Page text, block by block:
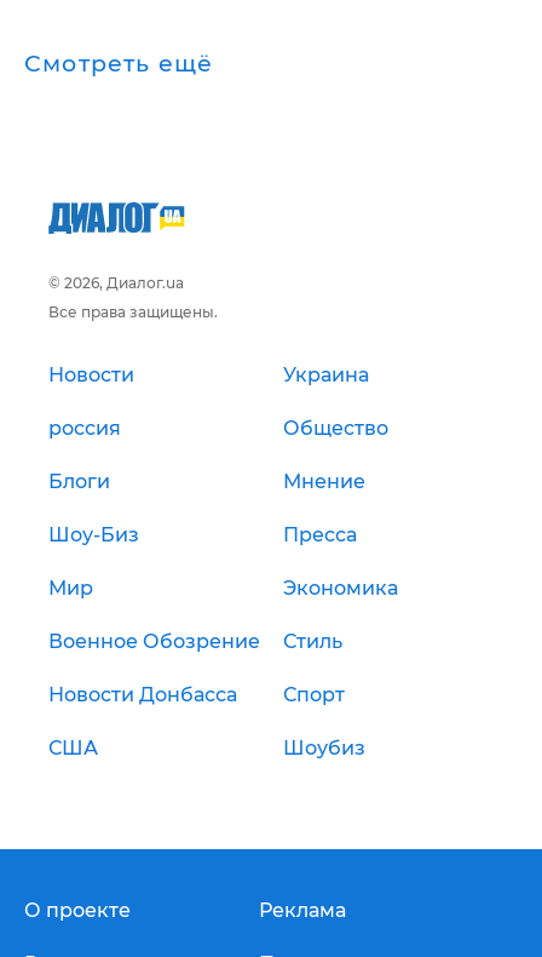
Смотреть ещё
© 2026, Диалог.ua
Все права защищены.
Новости Украина
россия Общество
Блоги Мнение
Шоу-Биз Пресса
Мир Экономика
Военное Обозрение Стиль
Новости Донбасса Спорт
США Шоубиз
О проекте Реклама